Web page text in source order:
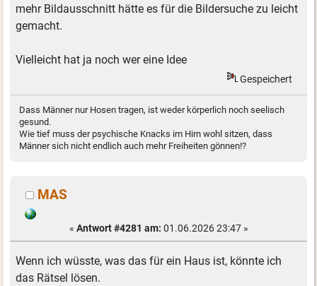
mehr Bildausschnitt hätte es für die Bildersuche zu leicht
gemacht.
Vielleicht hat ja noch wer eine Idee
Gespeichert
Dass Männer nur Hosen tragen, ist weder körperlich noch seelisch
gesund.
Wie tief muss der psychische Knacks im Hirn wohl sitzen, dass
Männer sich nicht endlich auch mehr Freiheiten gönnen!?
MAS
« Antwort #4281 am: 01.06.2026 23:47 »
Wenn ich wüsste, was das für ein Haus ist, könnte ich
das Rätsel lösen.